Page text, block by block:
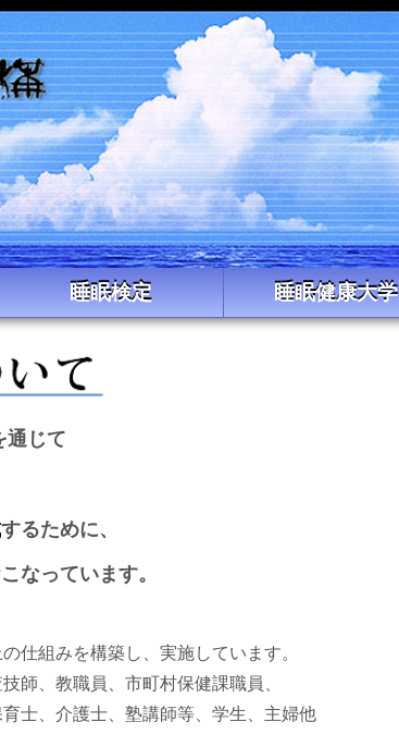
睡眠検定 睡眠健康大学
通じて
するために、
なっています。
仕組みを構築し、実施しています。
師、教職員、市町村保健課職員、
士、介護士、塾講師等、学生、主婦他